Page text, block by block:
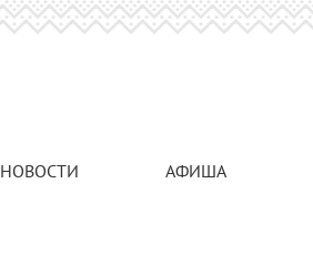
НОВОСТИ АФИША